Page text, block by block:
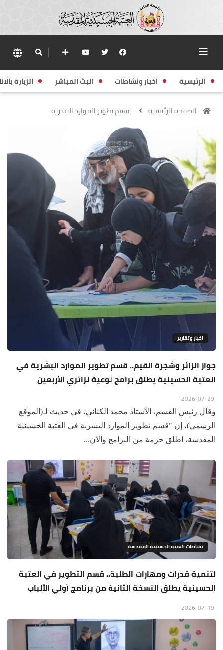
الرئيسية اخبار ونشاطات البث المباشر الزيارة
الصفحة الرئيسية قسم تطوير الموارد البشرية
اخبار وتقارير
جواز الزائر وشجرة القيم.. قسم تطوير الموارد البشرية في
العتبة الحسينية يطلق برامج نوعية لزائري الأربعين
وقال رئيس القسم، الأستاذ محمد الكناني، في حديث لـ(الموقع
الرسمي)، إن "قسم تطوير الموارد البشرية في العتبة الحسينية
المقدسة، اطلق حزمة من البرامج والأن...
نشاطات العتبة الحسينية المقدسة
لتنمية قدرات ومهارات الطلبة.. قسم التطوير في العتبة
الحسينية يطلق النسخة الثانية من برنامج أولي الألباب